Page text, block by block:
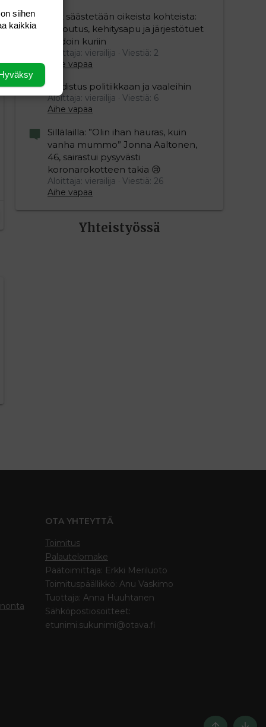
editoriin…
Nyt säästetään oikeista kohteista:
kotoutus, kehitysapu ja järjestötuet
vihdoin kuriin
Aloittaja: vierailija
Viestiä: 2
Aihe vapaa
Uudistus politiikkaan ja vaaleihin
Aloittaja: vierailija
Viestiä: 6
Aihe vapaa
Sillälailla: ”Olin ihan hauras, kuin
vanha mummo” Jonna Aaltonen,
46, sairastui pysyvästi
koronarokotteen takia 😢
Aloittaja: vierailija
Viestiä: 26
Aihe vapaa
Yhteistyössä
OTA YHTEYTTÄ
Toimitus
Palautelomake
Päätoimittaja: Erkki Meriluoto
Toimituspäällikkö: Anu Vaskimo
Tuottaja: Anna Huuhtanen
Sähköpostiosoitteet:
etunimi.sukunimi@otava.fi
siihen
kaikkia